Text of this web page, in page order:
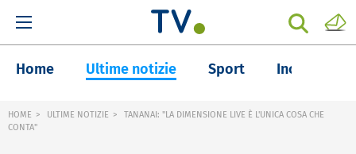
Home Ultime notizie Sport Inchieste
HOME ULTIME NOTIZIE
TANANAI: "LA DIMENSIONE LIVE È L'UNICA COSA CHE
CONTA"